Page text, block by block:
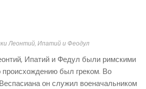
Леонтий, Ипатий и Феодул
Ипатий и Федул были римскими
происхождению был греком. Во
он служил военачальником